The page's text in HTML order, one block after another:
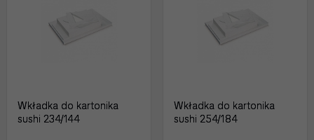
Wkładka do kartonika
sushi 234/144
Wkładka do kartonika
sushi 254/184